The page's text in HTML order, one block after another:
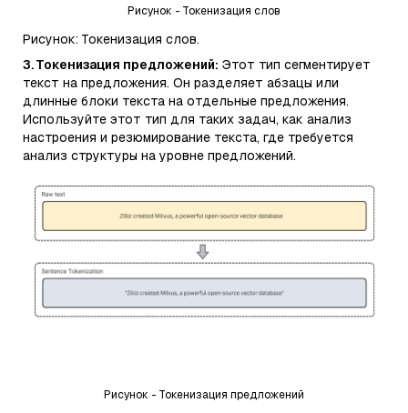
Рисунок - Токенизация слов
Рисунок: Токенизация слов.
3. Токенизация предложений: Этот тип сегментирует
текст на предложения. Он разделяет абзацы или
длинные блоки текста на отдельные предложения.
Используйте этот тип для таких задач, как анализ
настроения и резюмирование текста, где требуется
анализ структуры на уровне предложений.
Рисунок - Токенизация предложений